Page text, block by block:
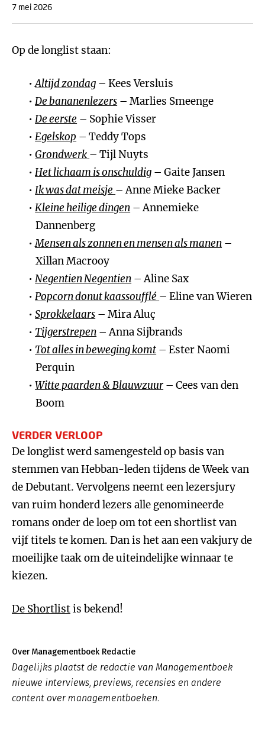
7 mei 2026
Op de longlist staan:
Altijd zondag – Kees Versluis
De bananenlezers – Marlies Smeenge
De eerste – Sophie Visser
Egelskop – Teddy Tops
Grondwerk – Tijl Nuyts
Het lichaam is onschuldig – Gaite Jansen
Ik was dat meisje – Anne Mieke Backer
Kleine heilige dingen – Annemieke
Dannenberg
Mensen als zonnen en mensen als manen –
Xillan Macrooy
Negentien Negentien – Aline Sax
Popcorn donut kaassoufflé – Eline van Wieren
Sprokkelaars – Mira Aluç
Tijgerstrepen – Anna Sijbrands
Tot alles in beweging komt – Ester Naomi
Perquin
Witte paarden & Blauwzuur– Cees van den
Boom
VERDER VERLOOP
De longlist werd samengesteld op basis van
stemmen van Hebban-leden tijdens de Week van
de Debutant. Vervolgens neemt een lezersjury
van ruim honderd lezers alle genomineerde
romans onder de loep om tot een shortlist van
vijf titels te komen. Dan is het aan een vakjury de
moeilijke taak om de uiteindelijke winnaar te
kiezen.
De Shortlistis bekend!
Over Managementboek Redactie
Dagelijks plaatst de redactie van Managementboek
nieuwe interviews, previews, recensies en andere
content over managementboeken.